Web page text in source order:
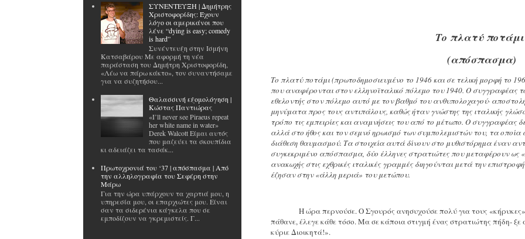
Το πλατύ
(απόσπασμα)
Το πλατύ ποτάμι (πρωτοδημοσιευμένο το 1946 και σε τελική μορφή το
που αναφέρονται στον ελληνοϊταλικό πόλεμο του 1940. Ο συγγραφέας
εθελοντής στον πόλεμο αυτό με τον βαθμό του ανθυπολοχαγού·
μηνύματα προς τους αντιπάλους, καθώς ήταν γνώστης της ιταλικής
τρόπο τις εμπειρίες και αναμνήσεις του από το μέτωπο. Ο συγγραφέας
αλλά στο ήθος και τον σεμνό ηρωισμό των συμπολεμιστών του, τα
διάθεση θαυμασμού. Τα στοιχεία αυτά δίνουν στο μυθιστόρημα έναν
συγκεκριμένο απόσπασμα, δύο έλληνες στρατιώτες που μεταφέρουν ως
ανακωχής στις εχθρικές ιταλικές γραμμές διηγούνται μετά την
έζησαν στην «άλλη μεριά» του μετώπου.
Η ώρα περνούσε. Ο Σγουρός ανησυχούσε πολύ για τους
πάθανε, έλεγε κάθε τόσο. Μα σε κάποια στιγμή ένας στρατιώτης πήδη-
κύριε Διοικητά!».
ΣΥΝΕΝΤΕΥΞΗ | Δημήτρης
Χριστοφορίδης: Έχουν
λόγο οι αμερικάνοι που
λένε “dying is easy; comedy
is hard”
Συνέντευξη στην Ισμήνη
Κατσαβάρου Με αφορμή τη νέα
παράσταση του Δημήτρη Χριστοφορίδη,
«Λέω να πάρω κάκτο», τον συναντήσαμε
για να συζητήσου...
Θαλασσινή εξομολόγηση |
Κώστας Παντιώρας
«I’ll never see Piraeus repeat
her white name in water»
Derek Walcott Είμαι αυτός
που μαζεύει τα σκουπίδια
κι αδειάζει τα τασάκ...
Πρωτοχρονιά του ‘37 | απόσπασμα | Από
την αλληλογραφία του Σεφέρη στην
Μάρω
Για την ώρα υπάρχουν τα χαρτιά μου, η
υπηρεσία μου, οι επαρχιώτες μου. Είναι
σαν τα σιδερένια κάγκελα που σε
εμποδίζουν να γκρεμιστείς. Γ...